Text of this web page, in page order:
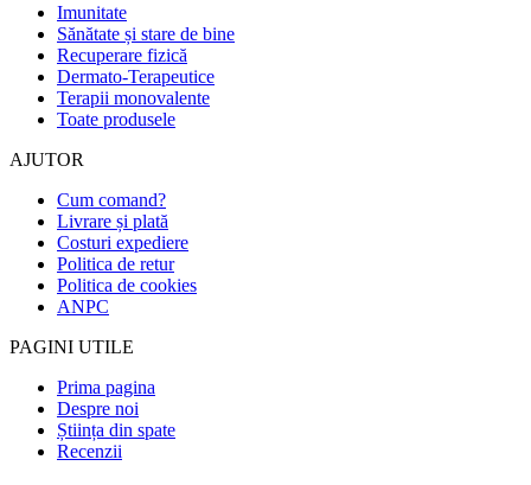
Imunitate
Sănătate și stare de bine
Recuperare fizică
Dermato-Terapeutice
Terapii monovalente
Toate produsele
AJUTOR
Cum comand?
Livrare și plată
Costuri expediere
Politica de retur
Politica de cookies
ANPC
PAGINI UTILE
Prima pagina
Despre noi
Știința din spate
Recenzii